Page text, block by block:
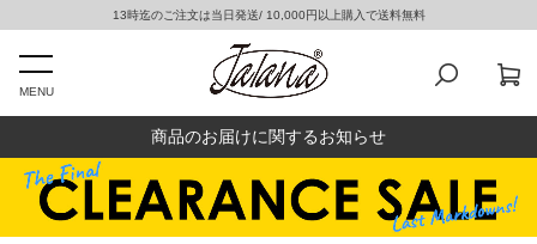
13時迄のご注文は当日発送/ 10,000円以上購入で送料無料
MENU
商品のお届けに関するお知らせ